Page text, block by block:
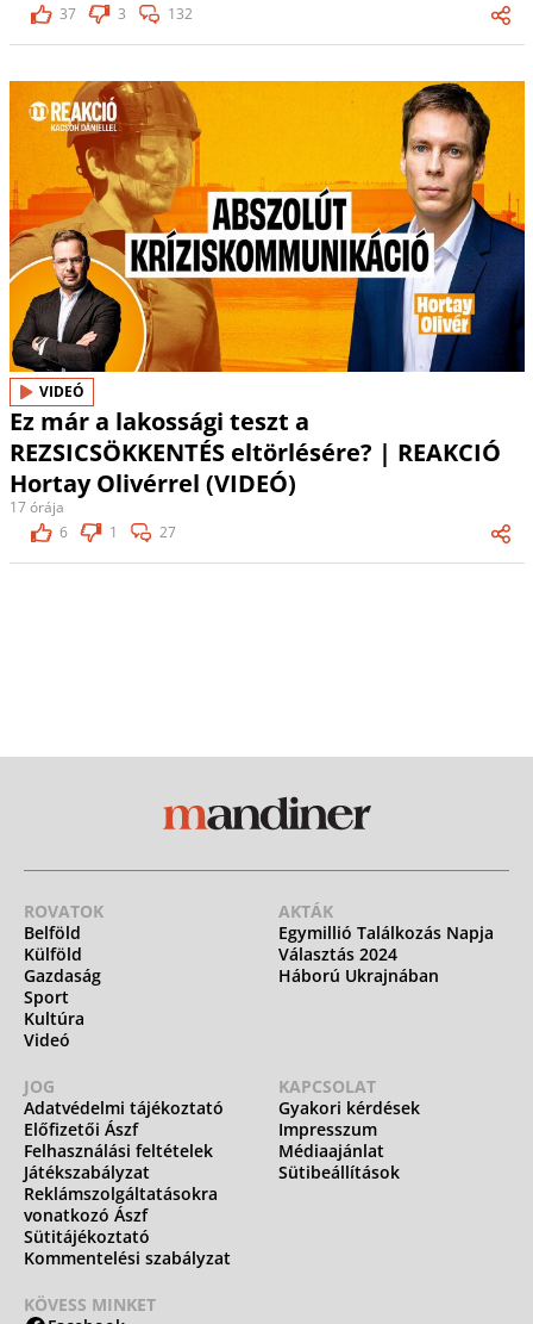
37
3 132
VIDEÓ
Ez már a lakossági teszt a
REZSICSÖKKENTÉS eltörlésére? | REAKCIÓ
Hortay Olivérrel (VIDEÓ)
17 órája
6
1 27
ROVATOK
Belföld
Külföld
Gazdaság
Sport
Kultúra
Videó
AKTÁK
Egymillió Találkozás Napja
Választás 2024
Háború Ukrajnában
JOG
Adatvédelmi tájékoztató
Előfizetői Ászf
Felhasználási feltételek
Játékszabályzat
Reklámszolgáltatásokra
vonatkozó Ászf
Sütitájékoztató
Kommentelési szabályzat
KAPCSOLAT
Gyakori kérdések
Impresszum
Médiaajánlat
Sütibeállítások
KÖVESS MINKET